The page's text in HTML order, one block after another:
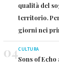
qualità del
territorio.
giorni nei
04CULTURA
Sons of